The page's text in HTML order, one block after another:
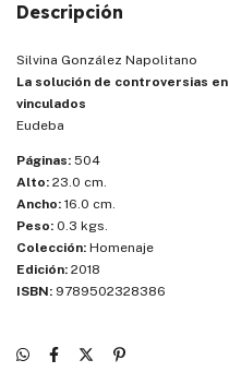
Descripción
Silvina González Napolitano
La solución de controversias
vinculados
Eudeba
Páginas: 504
Alto: 23.0 cm.
Ancho: 16.0 cm.
Peso: 0.3 kgs.
Colección: Homenaje
Edición: 2018
ISBN: 9789502328386